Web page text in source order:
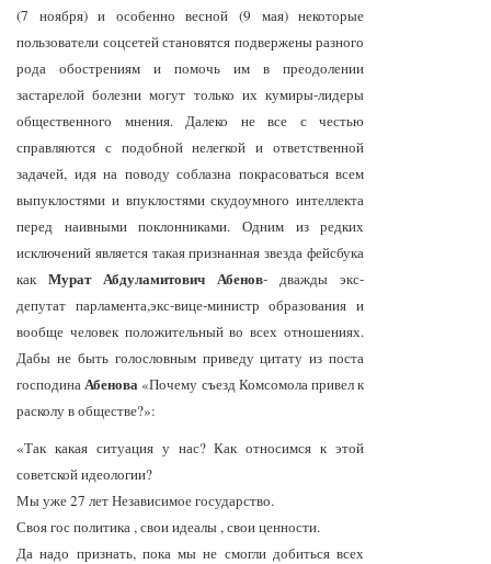
(7 ноября) и особенно весной (9 мая) некоторые
пользователи соцсетей становятся подвержены разного
рода обострениям и помочь им в преодолении
застарелой болезни могут только их кумиры-лидеры
общественного мнения. Далеко не все с честью
справляются с подобной нелегкой и ответственной
задачей, идя на поводу соблазна покрасоваться всем
выпуклостями и впуклостями скудоумного интеллекта
перед наивными поклонниками. Одним из редких
исключений является такая признанная звезда фейсбука
какМурат Абдуламитович Абенов- дважды экс-
депутат парламента,экс-вице-министр образования и
вообще человек положительный во всех отношениях.
Дабы не быть голословным приведу цитату из поста
господинаАбенова «Почему съезд Комсомола привел к
расколу в обществе?»:
«Так какая ситуация у нас? Как относимся к этой
советской идеологии?
Мы уже 27 лет Независимое государство.
Своя гос политика , свои идеалы , свои ценности.
Да надо признать, пока мы не смогли добиться всех